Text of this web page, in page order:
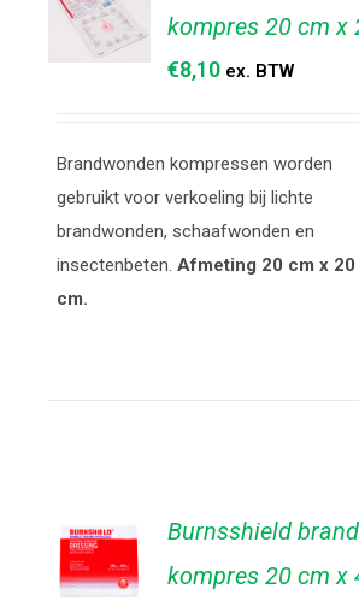
DETAILS
kompres 20 cm x
€8,10 ex. BTW
Brandwonden kompressen worden
gebruikt voor verkoeling bij lichte
brandwonden, schaafwonden en
insectenbeten.Afmeting 20 cm x 20
cm.
Burnsshield
kompres 20 cm x